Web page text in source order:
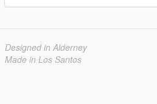
Designed in Alderney
Made in Los Santos